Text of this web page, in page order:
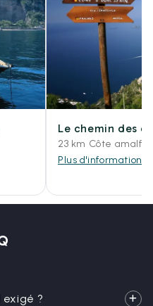
Le chemin des
23 km Côte
Plus d'informations
?